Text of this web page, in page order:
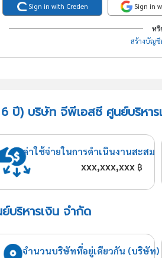
Sign in with Creden Sign in
หรื
สร้างบัญชี
ปี) บริษัท จีพีเอสซี ศูนย์บริหาร
ค่าใช้จ่ายในการดำเนินงานสะสม
xxx,xxx,xxx ฿
บริหารเงิน จำกัด
จำนวนบริษัทที่อยู่เดียวกัน (บริษัท)